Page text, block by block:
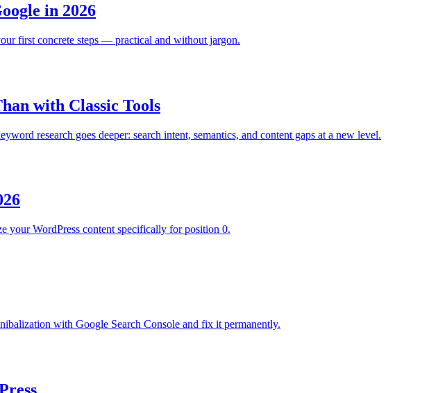
in 2026
first concrete steps — practical and without jargon.
with Classic Tools
research goes deeper: search intent, semantics, and content gaps at a new level.
your WordPress content specifically for position 0.
with Google Search Console and fix it permanently.